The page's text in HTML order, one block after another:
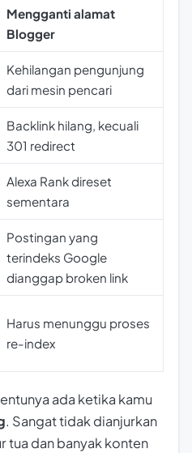
Mengganti alamat
Blogger
Kehilangan pengunjung
dari mesin pencari
Backlink hilang, kecuali
301 redirect
Alexa Rank direset
sementara
Postingan yang
terindeks Google
dianggap broken link
Harus menunggu proses
re-index
ada ketika kamu
. Sangat tidak dianjurkan
tua dan banyak konten